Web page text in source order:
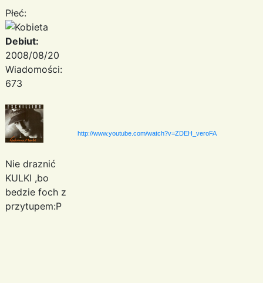
Płeć:
Debiut:
2008/08/20
Wiadomości:
673
Nie draznić
KULKI ,bo
bedzie foch z
przytupem:P
http://www.youtube.com/watch?v=ZDEH_veroFA